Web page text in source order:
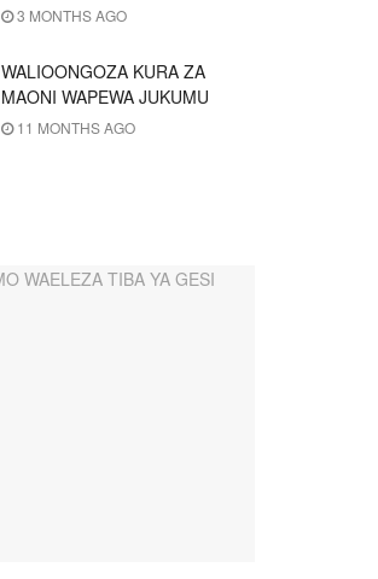
3 MONTHS AGO
WALIOONGOZA KURA ZA
MAONI WAPEWA JUKUMU
11 MONTHS AGO